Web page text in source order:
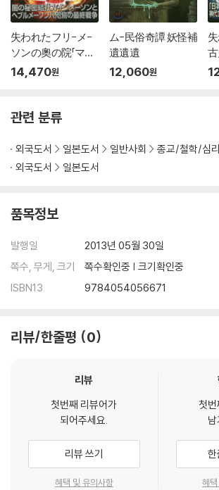
失われたフリ-メ-
ソンの奧の院「マン
島」
14,470원
ム-民俗奇譚 妖怪補
遺遺遺
12,060원
古
관련 분류
외국도서 일본도서 일반사회
종교/철학/심리
외국도서
일본도서
품목정보
발행일
2013년 05월 30일
쪽수, 무게, 크기
쪽수확인중 | 크기확인중
ISBN13
9784054056671
리뷰/한줄평 0
리뷰
첫번째 리뷰어가
되어주세요.
리뷰 쓰기
혜택 및 유의사항
첫
한
혜